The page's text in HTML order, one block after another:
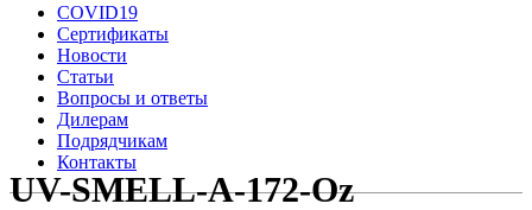
COVID19
Сертификаты
Новости
Статьи
Вопросы и ответы
Дилерам
Подрядчикам
Контакты
UV-SMELL-A-172-Oz